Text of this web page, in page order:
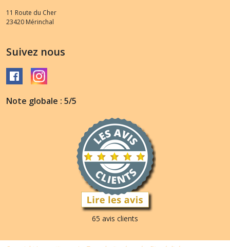
11 Route du Cher
23420 Mérinchal
Suivez nous
Note globale : 5/5
65 avis clients